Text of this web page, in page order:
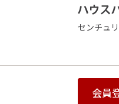
センチュ
会員